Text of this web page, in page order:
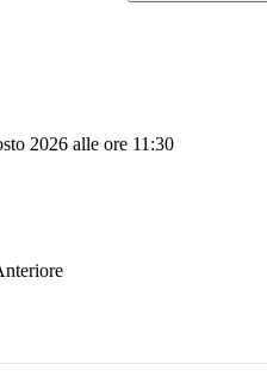
2026 alle ore 11:30